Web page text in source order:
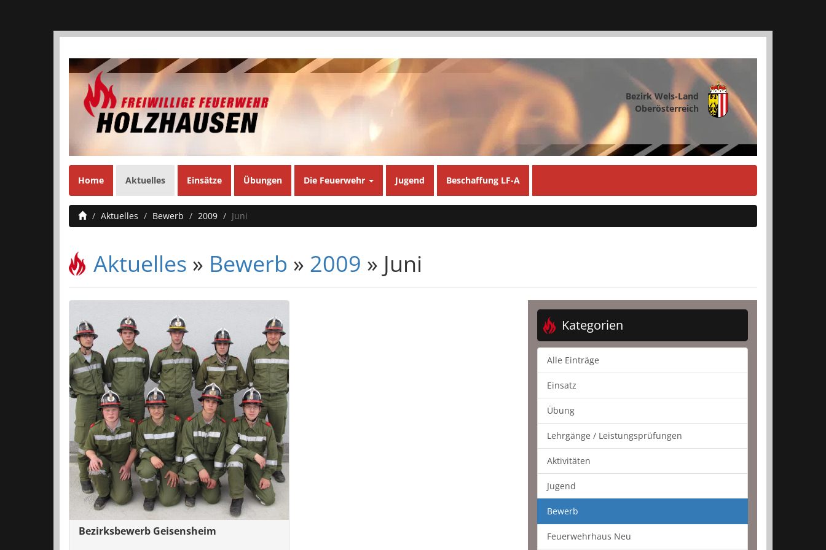
Bezirk Wels-Land
Oberösterreich
Home Aktuelles Einsätze Übungen Die Feuerwehr Jugend Beschaffung LF-A
Aktuelles Bewerb 2009 Juni
Aktuelles » Bewerb » 2009 » Juni
Bezirksbewerb Geisensheim
Kategorien
Alle Einträge
Einsatz
Übung
Lehrgänge / Leistungsprüfungen
Aktivitäten
Jugend
Bewerb
Feuerwehrhaus Neu